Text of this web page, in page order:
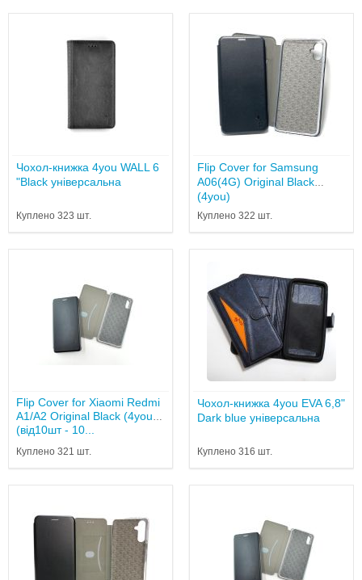
Чохол-книжка 4you WALL 6
"Black універсальна
Куплено 323 шт.
Flip Cover for Samsung
A06(4G) Original Black
(4you)
Куплено 322 шт.
Flip Cover for Xiaomi Redmi
A1/A2 Original Black (4you)
(від10шт - 10...
Куплено 321 шт.
Чохол-книжка 4you EVA 6,8"
Dark blue універсальна
Куплено 316 шт.